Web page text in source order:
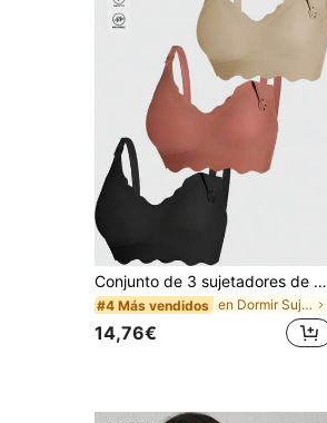
Conjunto de 3 sujetadores de maternidad y lactancia sin costuras con cierre frontal en forma de V, cómodos y de soporte para todas las estaciones
#4 Más vendidos en Dormir Sujetadores de maternidad
14,76€